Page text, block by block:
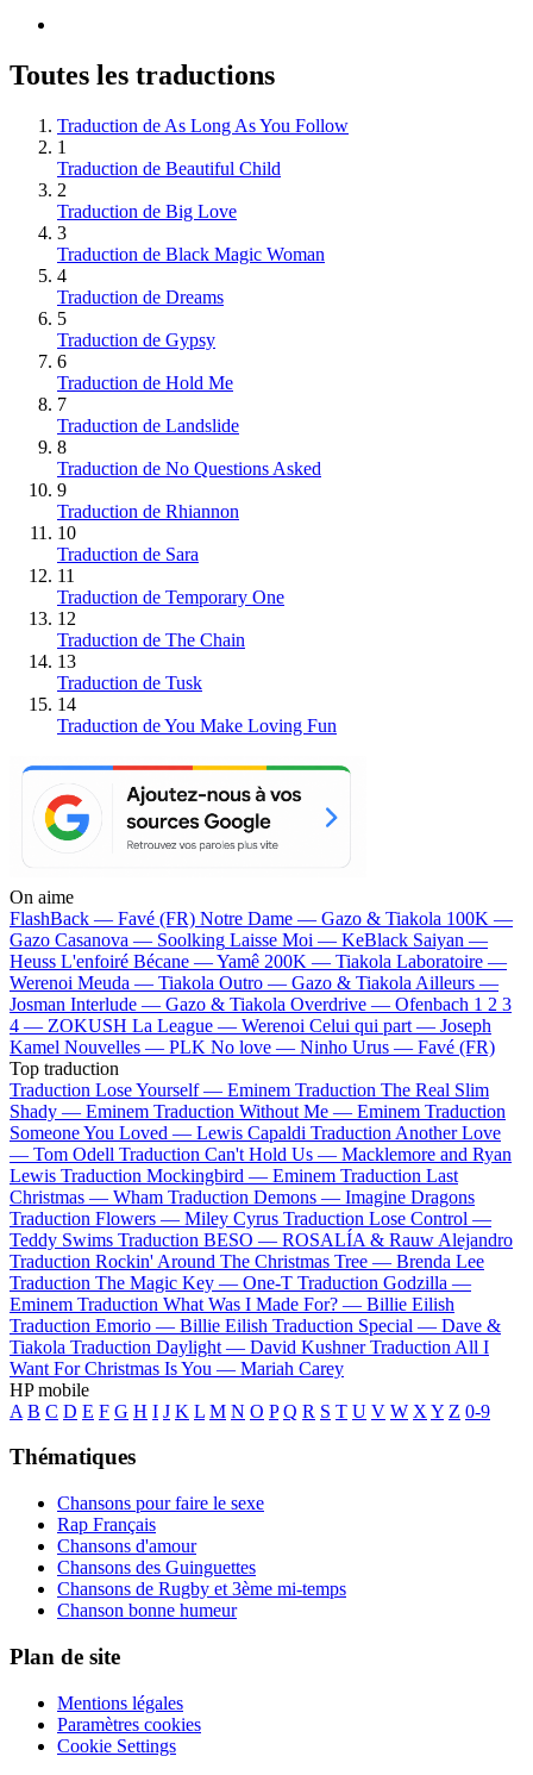
Toutes les traductions
Traduction de As Long As You Follow
1
Traduction de Beautiful Child
2
Traduction de Big Love
3
Traduction de Black Magic Woman
4
Traduction de Dreams
5
Traduction de Gypsy
6
Traduction de Hold Me
7
Traduction de Landslide
8
Traduction de No Questions Asked
9
Traduction de Rhiannon
10
Traduction de Sara
11
Traduction de Temporary One
12
Traduction de The Chain
13
Traduction de Tusk
14
Traduction de You Make Loving Fun
On aime
FlashBack — Favé (FR) Notre Dame — Gazo & Tiakola 100K —
Gazo Casanova — Soolking Laisse Moi — KeBlack Saiyan —
Heuss L'enfoiré Bécane —Yamê 200K — Tiakola Laboratoire —
Werenoi Meuda — Tiakola Outro — Gazo & Tiakola Ailleurs —
Josman Interlude — Gazo & Tiakola Overdrive — Ofenbach 1 2 3
4 — ZOKUSH La League — Werenoi Celui qui part — Joseph
Kamel Nouvelles — PLK No love — Ninho Urus — Favé (FR)
Top traduction
Traduction Lose Yourself — Eminem Traduction The Real Slim
Shady — Eminem Traduction Without Me — Eminem Traduction
Someone You Loved — Lewis Capaldi Traduction Another Love
— Tom Odell Traduction Can't Hold Us — Macklemore and Ryan
Lewis Traduction Mockingbird — Eminem Traduction Last
Christmas — Wham Traduction Demons — Imagine Dragons
Traduction Flowers — Miley Cyrus Traduction Lose Control —
Teddy Swims Traduction BESO — ROSALÍA & Rauw Alejandro
Traduction Rockin' Around The Christmas Tree — Brenda Lee
Traduction The Magic Key — One-T Traduction Godzilla —
Eminem Traduction What Was I Made For? — Billie Eilish
Traduction Emorio — Billie Eilish Traduction Special — Dave &
Tiakola Traduction Daylight — David Kushner Traduction All I
Want For Christmas Is You — Mariah Carey
HP mobile
A B C D E F G H I J K L M N O P Q R S T U V W X Y Z 0-9
Thématiques
Chansons pour faire le sexe
Rap Français
Chansons d'amour
Chansons des Guinguettes
Chansons de Rugby et 3ème mi-temps
Chanson bonne humeur
Plan de site
Mentions légales
Paramètres cookies
Cookie Settings